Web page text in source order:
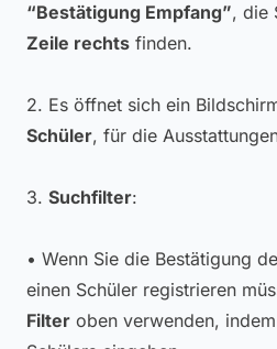
“Bestätigung Empfang”, die
Zeile rechts finden.
2. Es öffnet sich ein
Schüler, für die
3. Suchfilter:
• Wenn Sie die Bestätigung
einen Schüler registrieren
Filter oben verwenden,